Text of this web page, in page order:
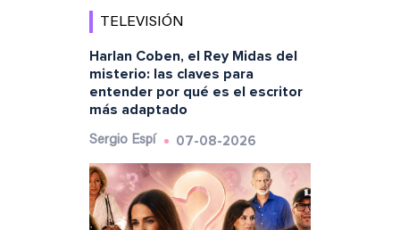
TELEVISIÓN
Harlan Coben, el Rey Midas del
misterio: las claves para
entender por qué es el escritor
más adaptado
Sergio Espí 07-08-2026